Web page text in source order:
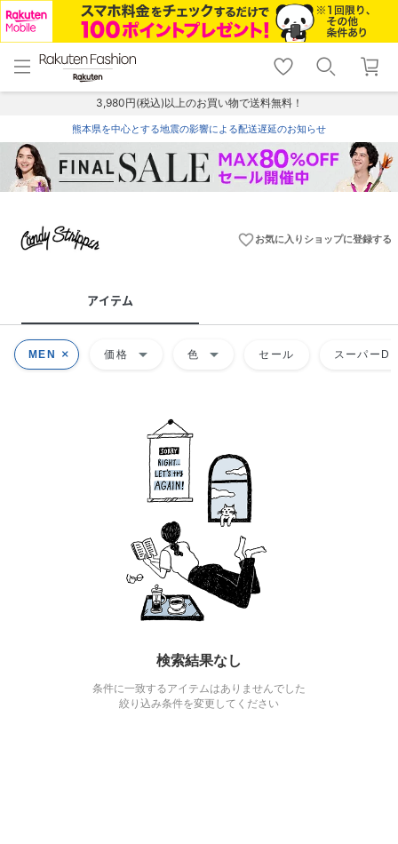
menu home
トップ
shopping_cart lock_outline
ログイン
3,980円(税込)以上のお買い物で送料無料！
熊本県を中心とする地震の影響による配送遅延のお知らせ
favorite_borderお気に入りショップに登録する
アイテム
MEN 価格 arrow_drop_down 色 arrow_drop_down セール スーパー
検索結果なし
条件に一致するアイテムはありませんでした
絞り込み条件を変更してください